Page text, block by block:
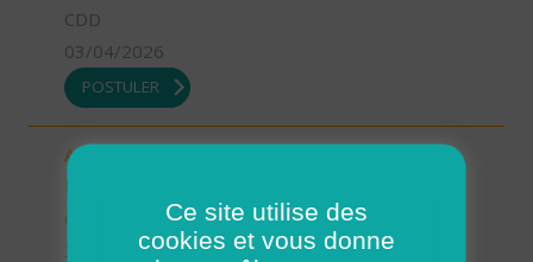
CDD
03/04/2026
POSTULER
Auxiliaire de vie/aide à domicile - Locmaria-
Plouzané /Plougonvelin/Le Conquet/Trébabu -
CDD ou CDI (H/F)
29 - Finistère
Ce site utilise des
cookies et vous donne